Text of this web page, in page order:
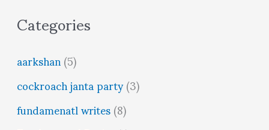
Categories
aarkshan(5)
cockroach janta party(3)
fundamenatl writes(8)